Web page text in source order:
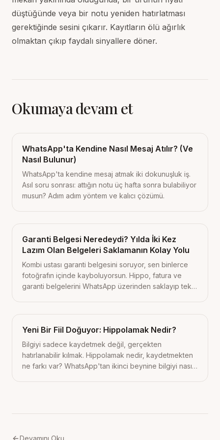
düştüğünde veya bir notu yeniden hatırlatması
gerektiğinde sesini çıkarır. Kayıtların ölü ağırlık
olmaktan çıkıp faydalı sinyallere döner.
Okumaya devam et
WhatsApp'ta Kendine Nasıl Mesaj Atılır? (Ve
Nasıl Bulunur)
WhatsApp'ta kendine mesaj atmak iki dokunuşluk iş.
Asıl soru sonrası: attığın notu üç hafta sonra bulabiliyor
musun? Adım adım yöntem ve kalıcı çözümü.
Garanti Belgesi Neredeydi? Yılda İki Kez
Lazım Olan Belgeleri Saklamanın Kolay Yolu
Kombi ustası garanti belgesini soruyor, sen binlerce
fotoğrafın içinde kayboluyorsun. Hippo, fatura ve
garanti belgelerini WhatsApp üzerinden saklayıp tek
Yeni Bir Fiil Doğuyor: Hippolamak Nedir?
Bilgiyi sadece kaydetmek değil, gerçekten
hatırlanabilir kılmak. Hippolamak nedir, kaydetmekten
ne farkı var? WhatsApp'tan ikinci beynine bilgiyi nasıl
Devamını Oku